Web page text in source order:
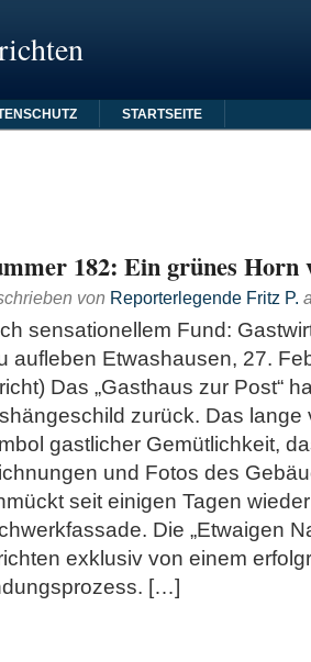
STARTSEITE
182: Ein grünes Horn
von Reporterlegende Fritz P.
sensationellem Fund:
aufleben Etwashausen, 27.
Das „Gasthaus zur Post“
zurück. Das lange
gastlicher Gemütlichkeit,
und Fotos des
seit einigen Tagen
Die „Etwaigen
exklusiv von einem
[…]